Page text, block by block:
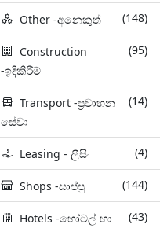
Other -අනෙකුත් (148)
Construction
-ඉදිකිරීම්
(95)
Transport -ප්‍රවාහන
සේවා
(14)
Leasing - ලීසිං (4)
Shops -සාප්පු (144)
Hotels -හෝටල් හා (43)